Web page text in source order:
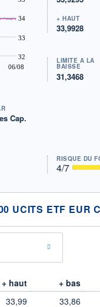
06/08
32
33
34
Cap.
+ HAUT
33,9928
LIMITE À LA
BAISSE
31,3468
RISQUE DU
4/7
UCITS ETF EUR
+ haut + bas
33,99 33,86